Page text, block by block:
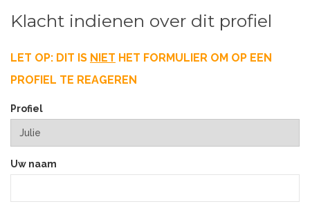
Klacht indienen over dit profiel
LET OP: DIT IS NIET HET FORMULIER OM OP EEN
PROFIEL TE REAGEREN
Profiel
Uw naam